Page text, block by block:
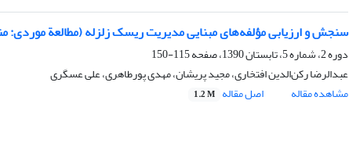
سنجش و ارزیابی مؤلفه‌های مبنایی مدیریت ریسک زلزله (مطالعة‌
دوره 2، شماره 5، تابستان 1390، صفحه
115-150
عبدالرضا رکن‌الدین افتخاری، مجید پریشان، مهدی پورطاهری، علی عسگری
مشاهده مقاله
اصل مقاله 1.2 M